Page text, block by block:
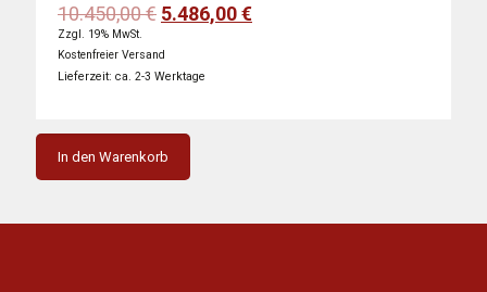
10.450,00€ Ursprünglicher
war:
10.450,00 €
5.486,00€Aktueller
Zzgl. 19% MwSt.
Kostenfreier Versand
Lieferzeit: ca. 2-3 Werktage
In den Warenkorb